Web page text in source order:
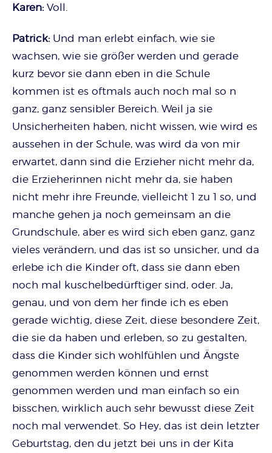
Karen: Voll.
Patrick: Und man erlebt einfach, wie sie
wachsen, wie sie größer werden und gerade
kurz bevor sie dann eben in die Schule
kommen ist es oftmals auch noch mal so n
ganz, ganz sensibler Bereich. Weil ja sie
Unsicherheiten haben, nicht wissen, wie wird es
aussehen in der Schule, was wird da von mir
erwartet, dann sind die Erzieher nicht mehr da,
die Erzieherinnen nicht mehr da, sie haben
nicht mehr ihre Freunde, vielleicht 1 zu 1 so, und
manche gehen ja noch gemeinsam an die
Grundschule, aber es wird sich eben ganz, ganz
vieles verändern, und das ist so unsicher, und da
erlebe ich die Kinder oft, dass sie dann eben
noch mal kuschelbedürftiger sind, oder. Ja,
genau, und von dem her finde ich es eben
gerade wichtig, diese Zeit, diese besondere Zeit,
die sie da haben und erleben, so zu gestalten,
dass die Kinder sich wohlfühlen und Ängste
genommen werden können und ernst
genommen werden und man einfach so ein
bisschen, wirklich auch sehr bewusst diese Zeit
noch mal verwendet. So Hey, das ist dein letzter
Geburtstag, den du jetzt bei uns in der Kita